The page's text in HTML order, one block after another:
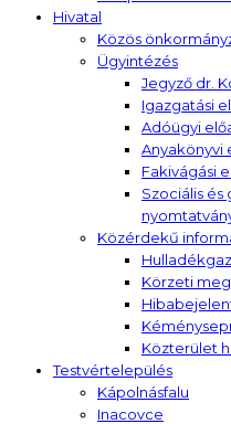
Hivatal
Közös
Ügyintézés
Jegyző dr.
Igazgatási
Adóügyi
Anyakönyvi
Fakivágási
Szociális
Közérdekű
Körzeti
Közterület
Testvértelepülés
Kápolnásfalu
Inacovce